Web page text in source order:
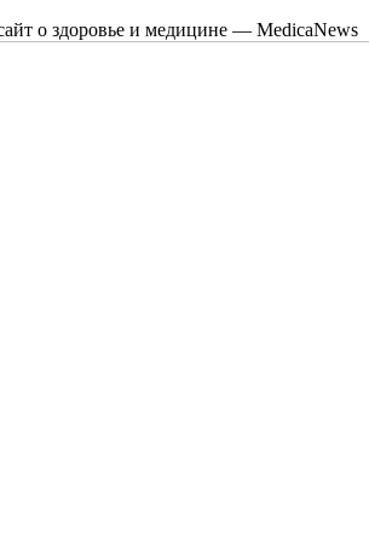
о здоровье и медицине — MedicaNews